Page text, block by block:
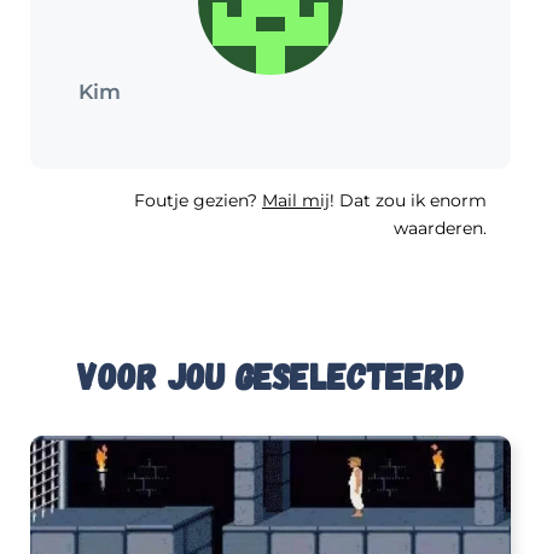
Kim
Foutje gezien? Mail mij! Dat zou ik enorm
waarderen.
Voor jou geselecteerd